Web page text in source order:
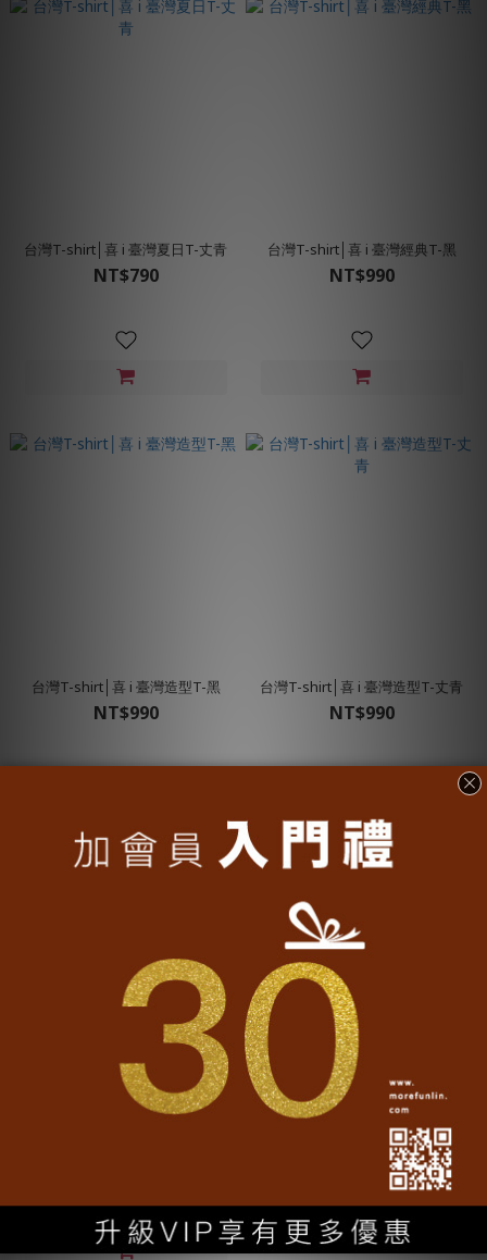
台灣T-shirt│喜 i 臺灣夏日T-丈青
NT$790
台灣T-shirt│喜 i 臺灣經典T-黑
NT$990
台灣T-shirt│喜 i 臺灣造型T-黑
NT$990
台灣T-shirt│喜 i 臺灣造型T-丈青
NT$990